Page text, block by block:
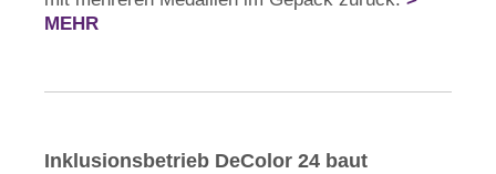
MEHR
Inklusionsbetrieb DeColor 24 baut